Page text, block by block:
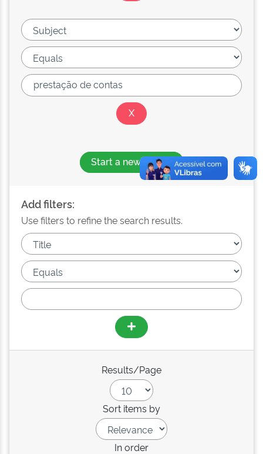
Start a new search
Add filters:
Use filters to refine the search results.
Results/Page
Sort items by
In order